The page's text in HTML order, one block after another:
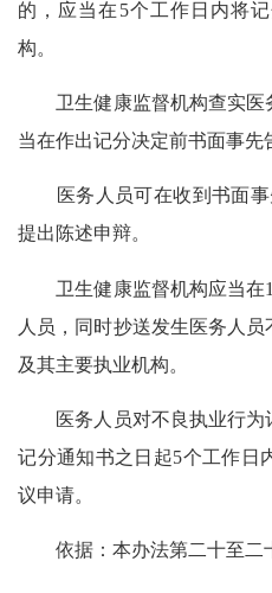
的，应当在5个工作日内将
构。
卫生健康监督机构查实医
当在作出记分决定前书面事先
医务人员可在收到书面事
提出陈述申辩。
卫生健康监督机构应当在
人员，同时抄送发生医务人
及其主要执业机构。
医务人员对不良执业行为
记分通知书之日起5个工作日
议申请。
依据：本办法第二十至二